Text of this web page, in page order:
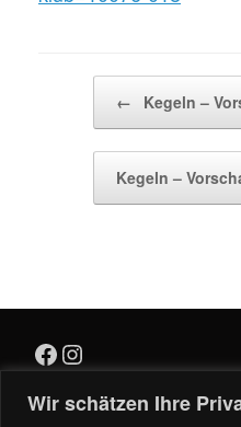
Wir schätzen Ihre
← Kegeln –
Kegeln –
Facebook
Instagram